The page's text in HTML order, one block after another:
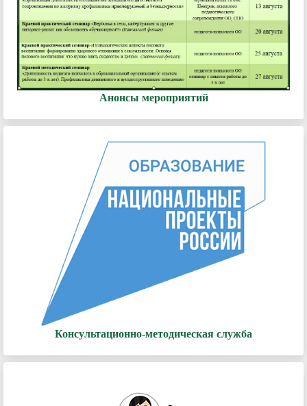
Анонсы мероприятий
Консультационно-методическая служба